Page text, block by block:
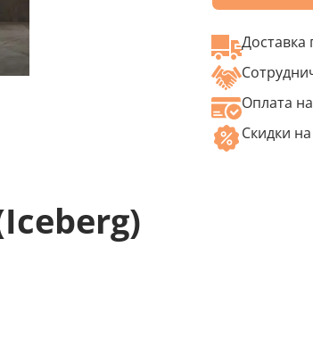
Доставка
Оплата
Скидки